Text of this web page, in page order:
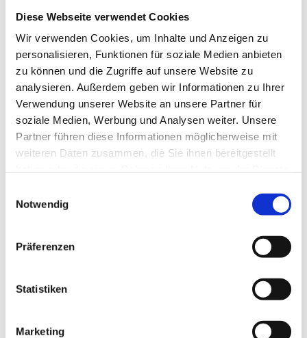
Diese Webseite verwendet Cookies
Wir verwenden Cookies, um Inhalte und Anzeigen zu
personalisieren, Funktionen für soziale Medien anbieten
zu können und die Zugriffe auf unsere Website zu
analysieren. Außerdem geben wir Informationen zu Ihrer
Verwendung unserer Website an unsere Partner für
soziale Medien, Werbung und Analysen weiter. Unsere
Partner führen diese Informationen möglicherweise mit
weiteren Daten zusammen, die Sie ihnen bereitgestellt
Cookies, wenn Sie unsere Webseite weiterhin nutzen.
Notwendig
Präferenzen
Statistiken
Marketing
Privat versichert bei oder
Gesetzlich versichert bei
Diagnose
Histologie
Befunde
Allgemeinzustand